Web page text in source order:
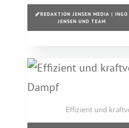
REDAKTION JENSEN MEDIA | INGO
JENSEN UND TEAM
Effizient und